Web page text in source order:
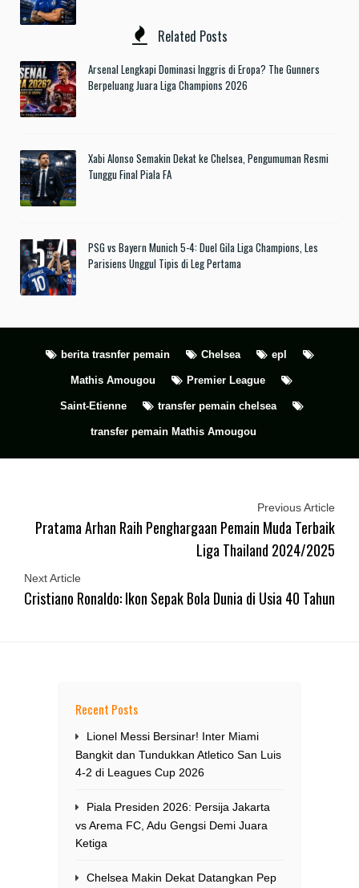
Related Posts
Arsenal Lengkapi Dominasi Inggris di Eropa? The Gunners
Berpeluang Juara Liga Champions 2026
Xabi Alonso Semakin Dekat ke Chelsea, Pengumuman Resmi
Tunggu Final Piala FA
PSG vs Bayern Munich 5-4: Duel Gila Liga Champions, Les
Parisiens Unggul Tipis di Leg Pertama
berita trasnfer pemain Chelsea epl
Mathis Amougou Premier League
Saint-Etienne transfer pemain chelsea
transfer pemain Mathis Amougou
Previous Article
Pratama Arhan Raih Penghargaan Pemain Muda Terbaik
Liga Thailand 2024/2025
Next Article
Cristiano Ronaldo: Ikon Sepak Bola Dunia di Usia 40 Tahun
Recent Posts
Lionel Messi Bersinar! Inter Miami
Bangkit dan Tundukkan Atletico San Luis
4-2 di Leagues Cup 2026
Piala Presiden 2026: Persija Jakarta
vs Arema FC, Adu Gengsi Demi Juara
Ketiga
Chelsea Makin Dekat Datangkan Pep